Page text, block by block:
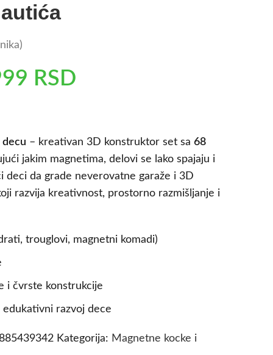
RSD
decu – kreativan 3D konstruktor set sa 68
jakim magnetima, delovi se lako spajaju i
deci da grade neverovatne garaže i 3D
razvija kreativnost, prostorno razmišljanje i
trouglovi, magnetni komadi)
i čvrste konstrukcije
razvoj dece
Kategorija: Magnetne kocke i